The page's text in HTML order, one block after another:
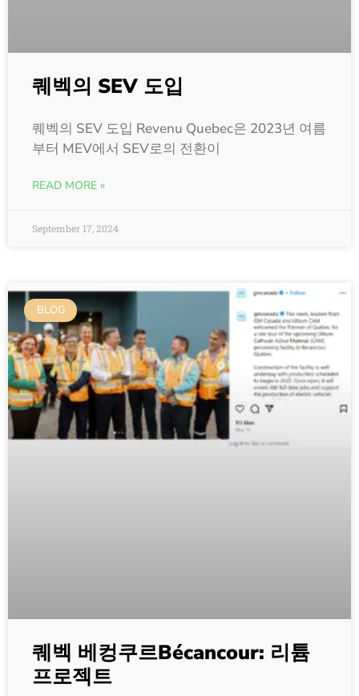
퀘벡의 SEV 도입
퀘벡의 SEV 도입 Revenu Quebec은 2023년 여름
부터 MEV에서 SEV로의 전환이
READ MORE »
September 17, 2024
BLOG
퀘벡 베컹쿠르Bécancour: 리튬
프로젝트